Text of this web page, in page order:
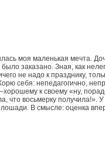
моя маленькая мечта.
заказано. Зная, как
не надо к празднику,
себя: непедагогично,
к своему «ну,
что восьмерку получила!».
В смысле: оценка